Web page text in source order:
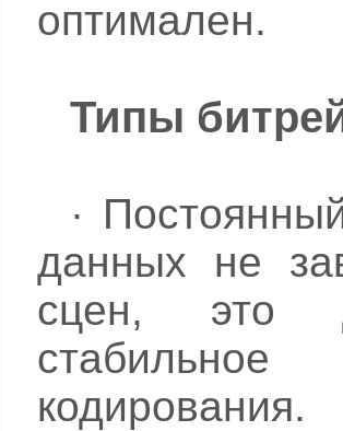
оптимален.
Типы
·
данных не
сцен, это
кодирования.